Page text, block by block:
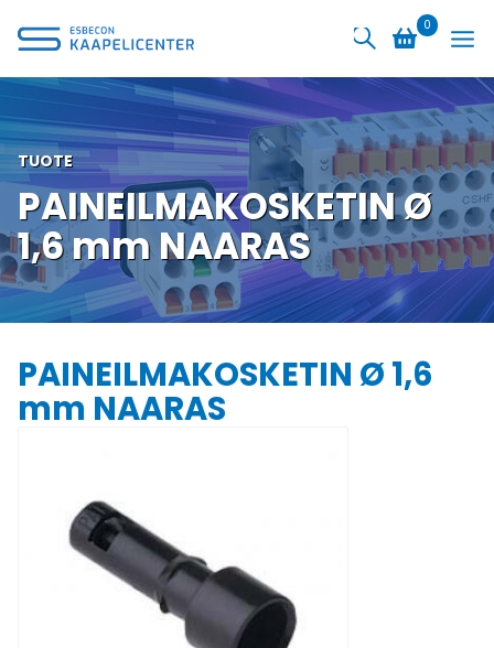
sisältöön
0
TUOTE
PAINEILMAKOSKETIN Ø
1,6 mm NAARAS
PAINEILMAKOSKETIN Ø 1,6
mm NAARAS